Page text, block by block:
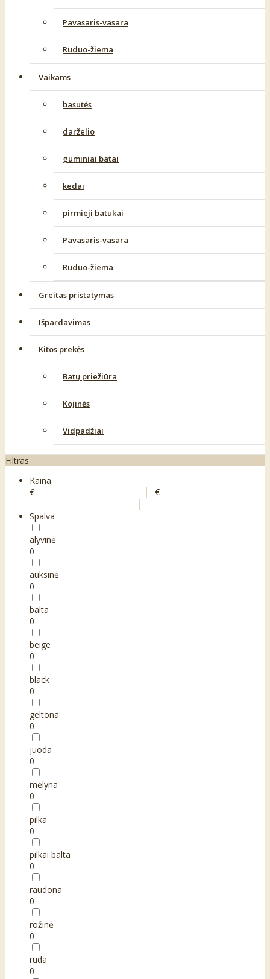
Pavasaris-vasara
Ruduo-žiema
Vaikams
basutės
darželio
guminiai batai
kedai
pirmieji batukai
Pavasaris-vasara
Ruduo-žiema
Greitas pristatymas
Išpardavimas
Kitos prekės
Batų priežiūra
Kojinės
Vidpadžiai
Filtras
Kaina
€
- €
Spalva
alyvinė
0
auksinė
0
balta
0
beige
0
black
0
geltona
0
juoda
0
mėlyna
0
pilka
0
pilkai balta
0
raudona
0
rožinė
0
ruda
0